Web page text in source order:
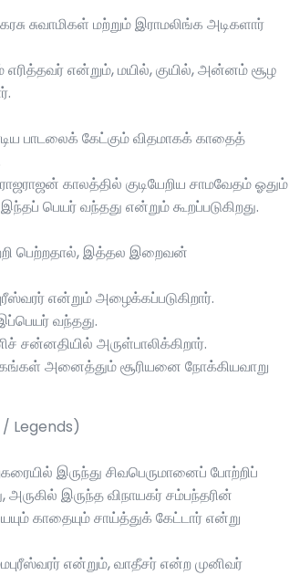
சுவாமிகள் மற்றும் இராமலிங்க அடிகளார்
எரித்தவர் என்றும், மயில், குயில், அன்னம் சூழ
பாடலைக் கேட்கும் விதமாகக் காதைத்
காலத்தில் குடியேறிய சாமவேதம் ஓதும்
பெயர் வந்தது என்றும் கூறப்படுகிறது.
பெற்றதால், இத்தல இறைவன்
என்றும் அழைக்கப்படுகிறார்.
வந்தது.
சன்னதியில் அருள்பாலிக்கிறார்.
அனைத்தும் சூரியனை நோக்கியவாறு
Legends)
இருந்து சிவபெருமானைப் போற்றிப்
இருந்த விநாயகர் சம்பந்தரின்
காதையும் சாய்த்துக் கேட்டார் என்று
என்றும், வாதீசர் என்ற முனிவர்